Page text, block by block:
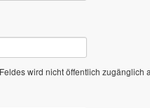
wird nicht öffentlich zugänglich